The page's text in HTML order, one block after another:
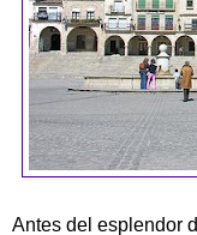
Antes del esplendor